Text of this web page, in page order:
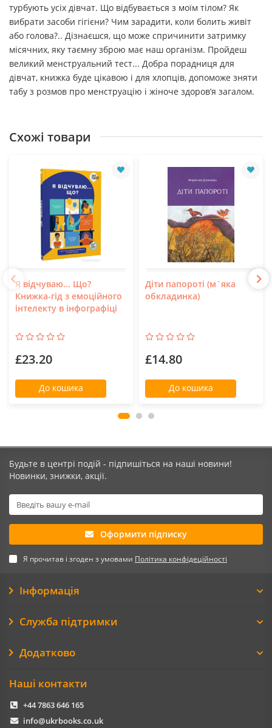
турбують усіх дівчат. Що відбувається з моїм тілом? Як
вибрати засоби гігієни? Чим зарадити, коли болить живіт
або голова?.. Дізнаєшся, що може спричинити затримку
місячних, яку таємну зброю має наш організм. Пройдеш
великий менструальний тест... Добра порадниця для
дівчат, книжка буде цікавою і для хлопців, допоможе зняти
табу з розмов про менструацію і жіноче здоров’я загалом.
Схожі товари
Я відчуваю... Що?
Книжка-гід з емоційного
інтелекту в інфографіці
£23.20
До кошика
Діти папороті (м`яка
обкладинка)
£14.80
До кошика
Будьте в центрі подій - підпишіться на наші новини!
Новинки, знижки, акції.
Оформити підписку
Я прочитав і згоден з умовами Політика конфідеційності
Інформація
Служба підтримки
Додатково
Наші контакти
+44 7863 646 165
info@ukrbooks.co.uk